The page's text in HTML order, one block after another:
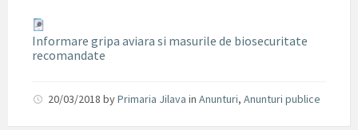
Informare gripa aviara si masurile de biosecuritate
recomandate
20/03/2018 byPrimaria Jilava in Anunturi, Anunturi publice